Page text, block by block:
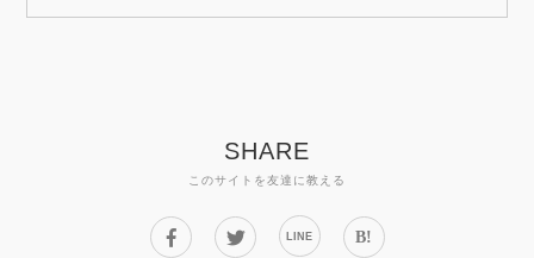
SHARE
このサイトを友達に教える
LINE B!